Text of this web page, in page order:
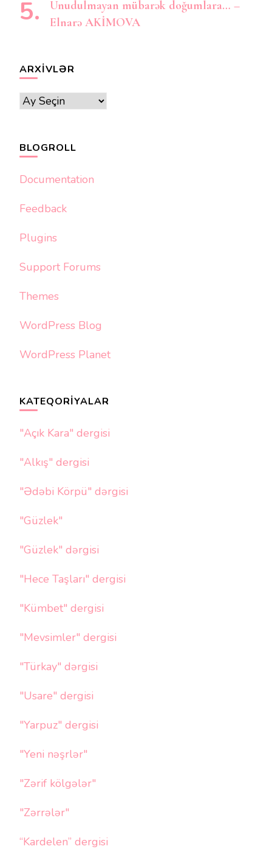
Unudulmayan mübarək doğumlara… –
Elnarə AKİMOVA
ARXIVLƏR
Arxivlər
BLOGROLL
Documentation
Feedback
Plugins
Support Forums
Themes
WordPress Blog
WordPress Planet
KATEQORIYALAR
"Açık Kara" dergisi
"Alkış" dergisi
"Ədəbi Körpü" dərgisi
"Güzlek"
"Güzlek" dərgisi
"Hece Taşları" dergisi
"Kümbet" dergisi
"Mevsimler" dergisi
"Türkay" dərgisi
"Usare" dergisi
"Yarpuz" dergisi
"Yeni nəşrlər"
"Zərif kölgələr"
"Zərrələr"
“Kardelen” dergisi